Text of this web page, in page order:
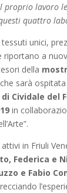
proprio lavoro
quattro
unici,
riportano a
della
sarà ospitata
Cividale del
in
in Friuli
Federica e
e Fabio